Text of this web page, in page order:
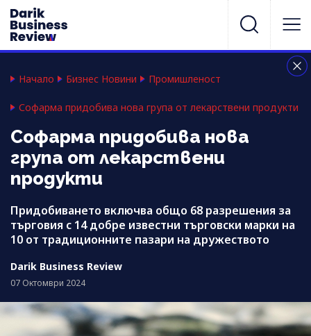
Начало Бизнес Новини Промишленост
Софарма придобива нова група от лекарствени продукти
Софарма придобива нова
група от лекарствени
продукти
Придобиването включва общо 68 разрешения за
търговия с 14 добре известни търговски марки на
10 от традиционните пазари на дружеството
Darik Business Review
07 Октомври 2024